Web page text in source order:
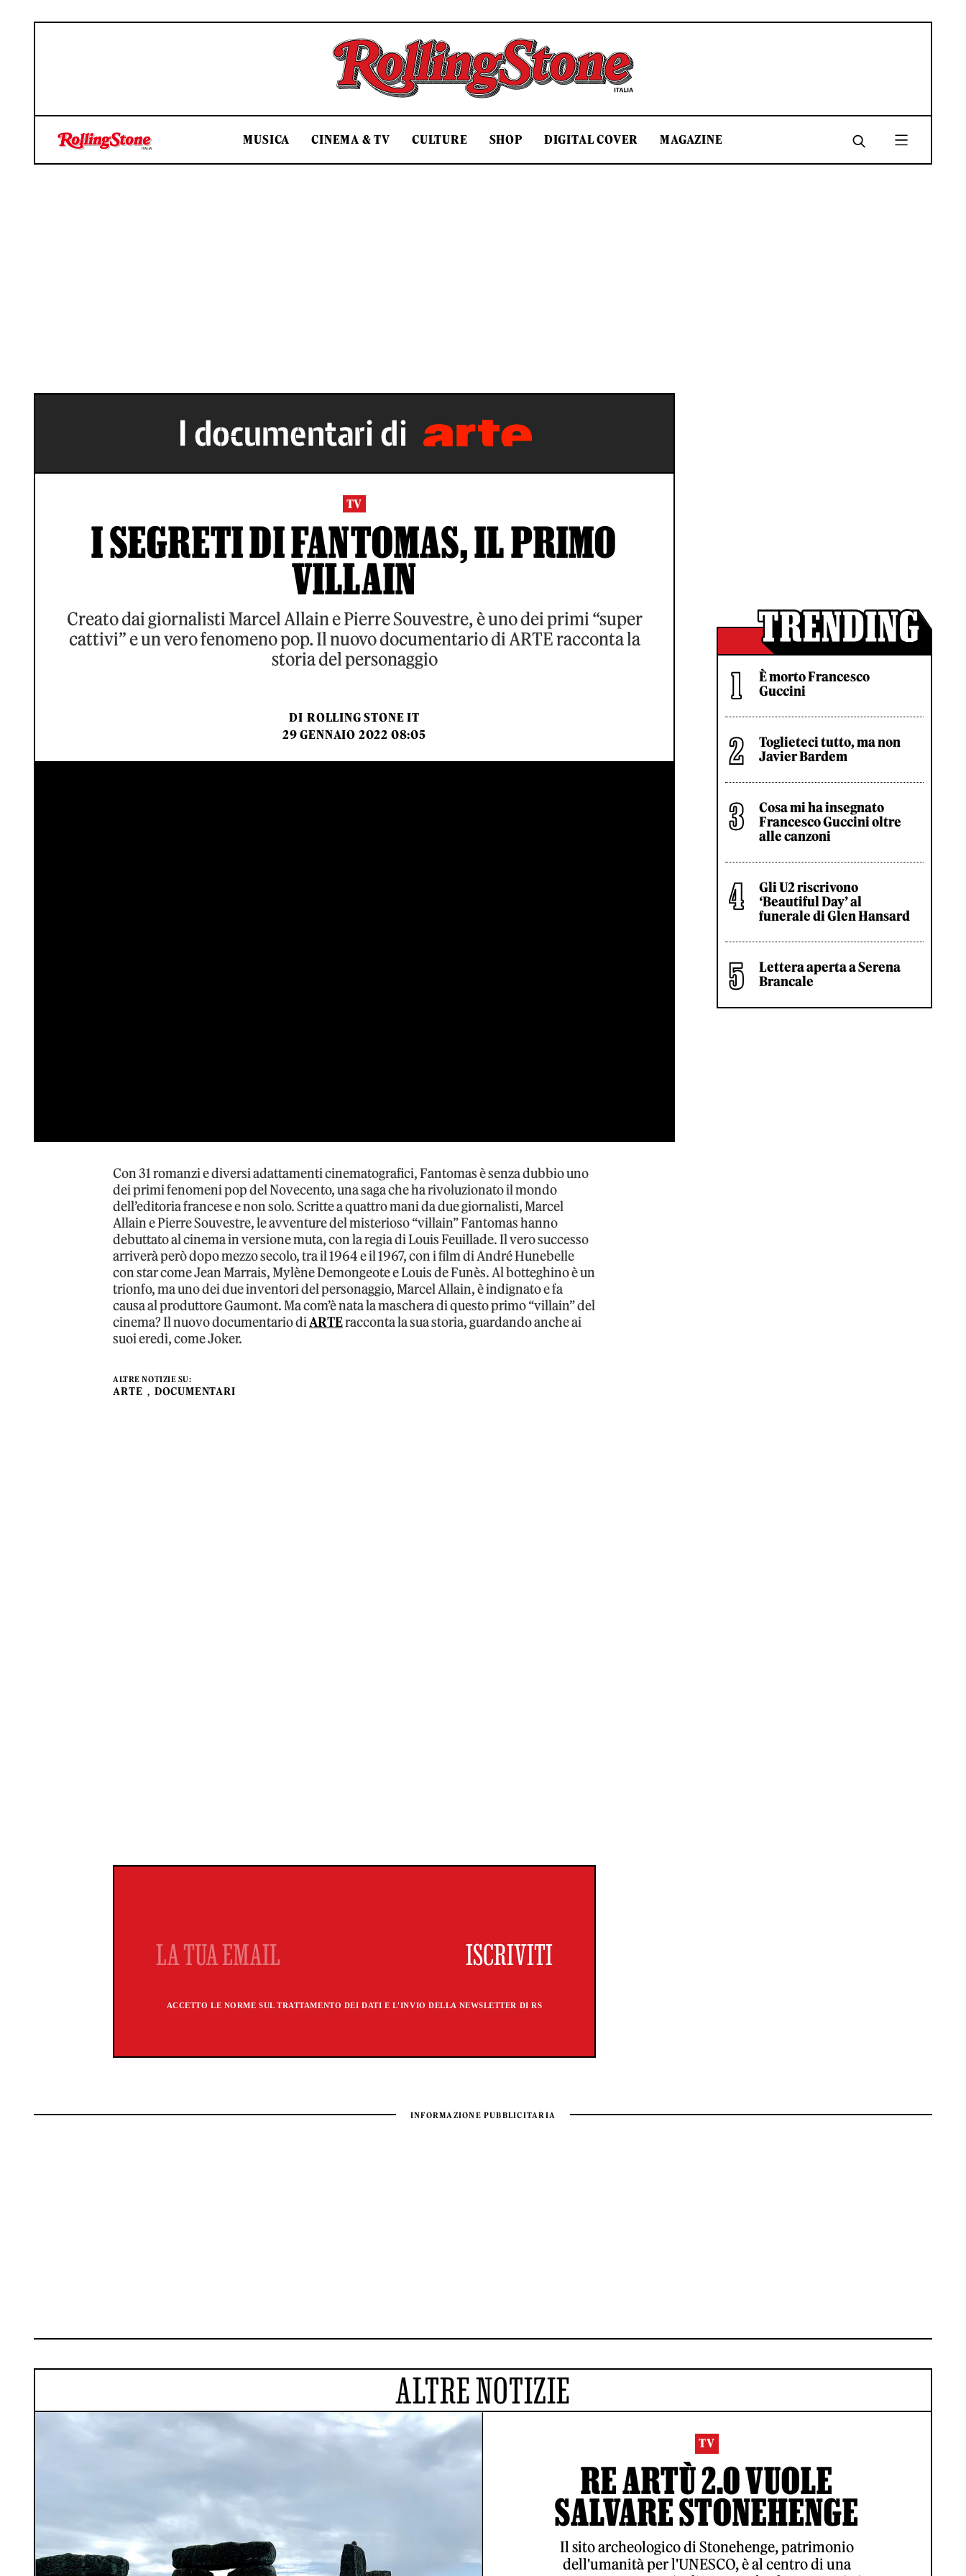
Rolling Stone Italia
MUSICA CINEMA & TV CULTURE SHOP DIGITAL COVER MAGAZINE
TV
I SEGRETI DI FANTOMAS, IL PRIMO
VILLAIN
Creato dai giornalisti Marcel Allain e Pierre Souvestre, è uno dei primi “super
cattivi” e un vero fenomeno pop. Il nuovo documentario di ARTE racconta la
storia del personaggio
DI ROLLING STONE IT
29 GENNAIO 2022 08:05
Con 31 romanzi e diversi adattamenti cinematografici, Fantomas è senza dubbio uno
dei primi fenomeni pop del Novecento, una saga che ha rivoluzionato il mondo
dell’editoria francese e non solo. Scritte a quattro mani da due giornalisti, Marcel
Allain e Pierre Souvestre, le avventure del misterioso “villain” Fantomas hanno
debuttato al cinema in versione muta, con la regia di Louis Feuillade. Il vero successo
arriverà però dopo mezzo secolo, tra il 1964 e il 1967, con i film di André Hunebelle
con star come Jean Marrais, Mylène Demongeote e Louis de Funès. Al botteghino è un
trionfo, ma uno dei due inventori del personaggio, Marcel Allain, è indignato e fa
causa al produttore Gaumont. Ma com’è nata la maschera di questo primo “villain” del
cinema? Il nuovo documentario diARTEracconta la sua storia, guardando anche ai
suoi eredi, come Joker.
ALTRE NOTIZIE SU:
ARTE DOCUMENTARI
ACCETTO LE NORME SUL TRATTAMENTO DEI DATI E L'INVIO DELLA NEWSLETTER DI RS
È morto Francesco
Guccini
Toglieteci tutto, ma non
Javier Bardem
Cosa mi ha insegnato
Francesco Guccini oltre
alle canzoni
Gli U2 riscrivono
‘Beautiful Day’ al
funerale di Glen Hansard
Lettera aperta a Serena
Brancale
ALTRE NOTIZIE
TV
RE ARTÙ 2.0 VUOLE
SALVARE STONEHENGE
Il sito archeologico di Stonehenge, patrimonio
dell'umanità per l'UNESCO, è al centro di una